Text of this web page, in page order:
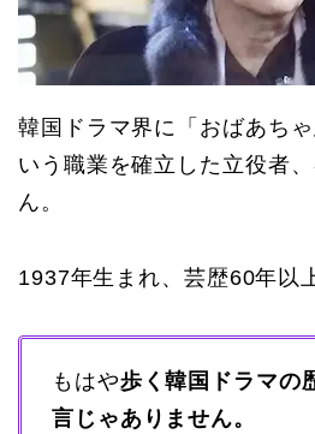
韓国ドラマ界に「おばあち
いう職業を確立した立役者
ん。
1937年生まれ、芸歴60年以
もはや歩く韓国ドラマの
言じゃありません。